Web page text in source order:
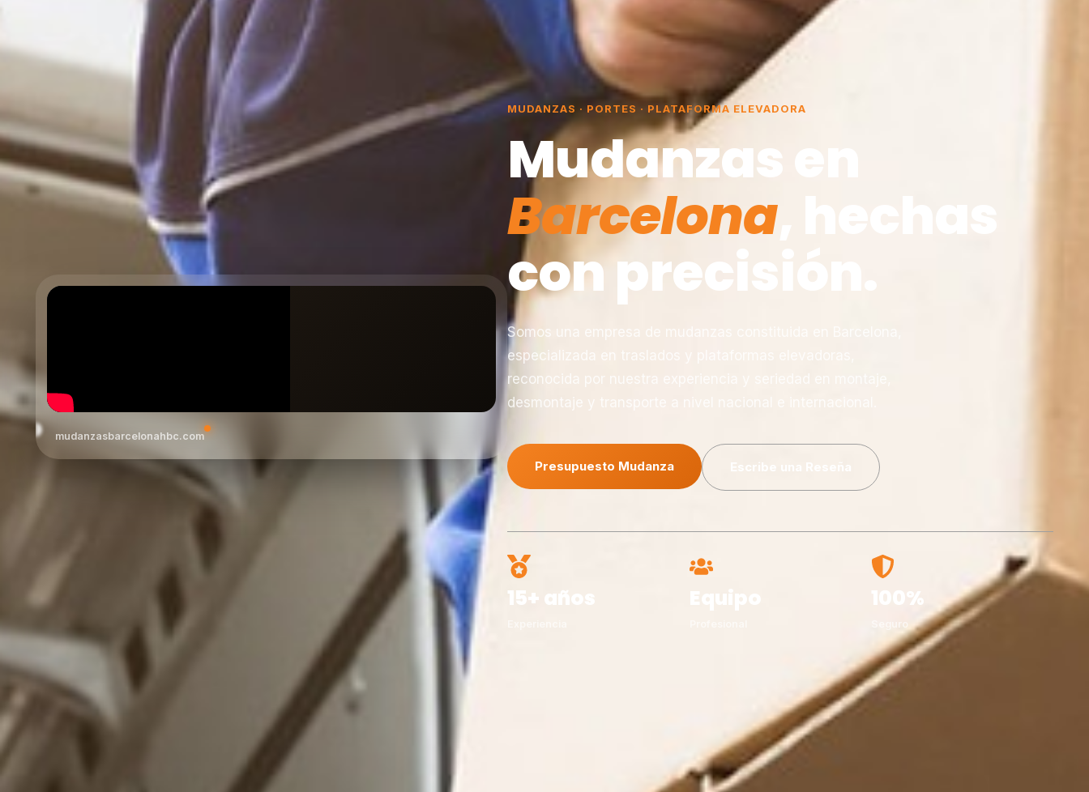
mudanzasbarcelonahbc.com
MUDANZAS · PORTES · PLATAFORMA ELEVADORA
Mudanzas en
Barcelona, hechas
con precisión.
Somos una empresa de mudanzas constituida en Barcelona,
especializada en traslados y plataformas elevadoras,
reconocida por nuestra experiencia y seriedad en montaje,
desmontaje y transporte a nivel nacional e internacional.
Presupuesto Mudanza Escribe una Reseña
15+ años Equipo 100%
Seguro